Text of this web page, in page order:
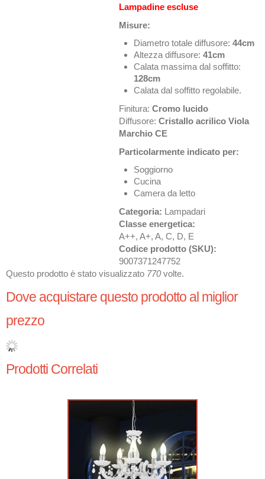
Lampadine escluse
Misure:
Diametro totale diffusore: 44cm
Altezza diffusore: 41cm
Calata massima dal soffitto:
128cm
Calata dal soffitto regolabile.
Finitura:Cromo lucido
Diffusore: Cristallo acrilico Viola
Marchio CE
Particolarmente indicato per:
Soggiorno
Cucina
Camera da letto
Categoria: Lampadari
Classe energetica:
A++, A+, A, C, D, E
Codice prodotto (SKU):
9007371247752
Questo prodotto è stato visualizzato 770volte.
Dove acquistare questo prodotto al miglior
prezzo
Prodotti Correlati